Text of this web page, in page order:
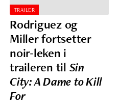
TRAILER
Rodriguez og
Miller fortsetter
noir-leken i
traileren til Sin
City: A Dame to Kill
For